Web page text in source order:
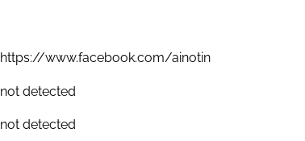
https://www.facebook.com/ainotin
not detected
not detected